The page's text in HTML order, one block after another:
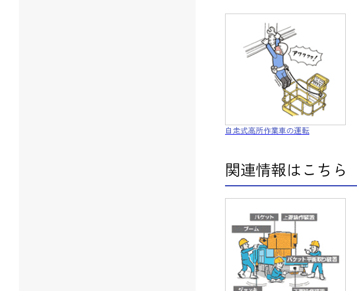
自走式高所作業車の運転
関連情報はこちら